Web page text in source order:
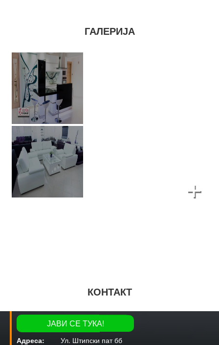
ГАЛЕРИЈА
+
КОНТАКТ
ЈАВИ СЕ ТУКА!
tel: 071/373 478
Ул. Штипски пат бб